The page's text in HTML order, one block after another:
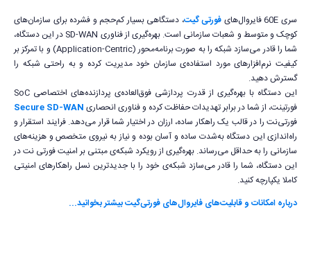
سری 60E فایروال‌های فورتی گیت، دستگاهی بسیار کم‌حجم و فشرده برای سازمان‌های
کوچک و متوسط و شعبات سازمانی است. بهره‌گیری از فناوری SD-WAN در این دستگاه،
شما را قادر می‌سازد شبکه را به صورت برنامه‌محور (Application-Centric) و با تمرکز بر
کیفیت نرم‌افزارهای مورد استفاده‌ی سازمان خود مدیریت کرده و به راحتی شبکه را
گسترش دهید.
این دستگاه با بهره‌گیری از قدرت پردازشی فوق‌العاده‌ی پردازنده‌های اختصاصی SoC
فورتینت، از شما در برابر تهدیدات حفاظت کرده و فناوری انحصاری Secure SD-WAN
فورتی‌نت را در قالب یک راهکار ساده، ارزان در اختیار شما قرار می‌دهد. فرایند استقرار و
راه‌اندازی این دستگاه به‌شدت ساده و آسان بوده و نیاز به نیروی متخصص و هزینه‌های
سازمانی را به حداقل می‌رساند. بهره‌گیری از رویکرد شبکه‌ی مبتنی بر امنیت فورتی نت در
این دستگاه، شما را قادر می‌سازد شبکه‌ی خود را با جدیدترین نسل راهکارهای امنیتی
کاملا یکپارچه کنید.
درباره امکانات و قابلیت‌های فایروال‌های فورتی‌گیت بیشتر بخوانید...